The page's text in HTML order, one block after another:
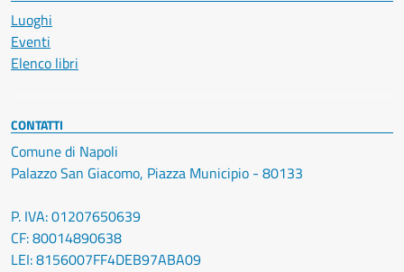
Luoghi
Eventi
Elenco libri
CONTATTI
Comune di Napoli
Palazzo San Giacomo, Piazza Municipio - 80133
P. IVA: 01207650639
CF: 80014890638
LEI: 8156007FF4DEB97ABA09